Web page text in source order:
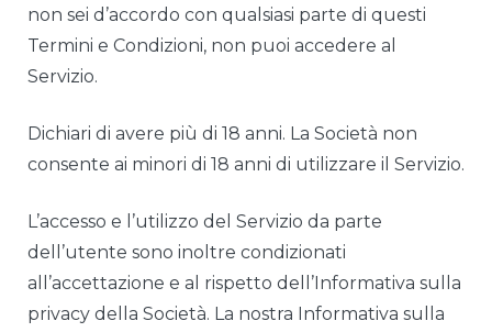
non sei d’accordo con qualsiasi parte di questi
Termini e Condizioni, non puoi accedere al
Servizio.
Dichiari di avere più di 18 anni. La Società non
consente ai minori di 18 anni di utilizzare il Servizio.
L’accesso e l’utilizzo del Servizio da parte
dell’utente sono inoltre condizionati
all’accettazione e al rispetto dell’Informativa sulla
privacy della Società. La nostra Informativa sulla